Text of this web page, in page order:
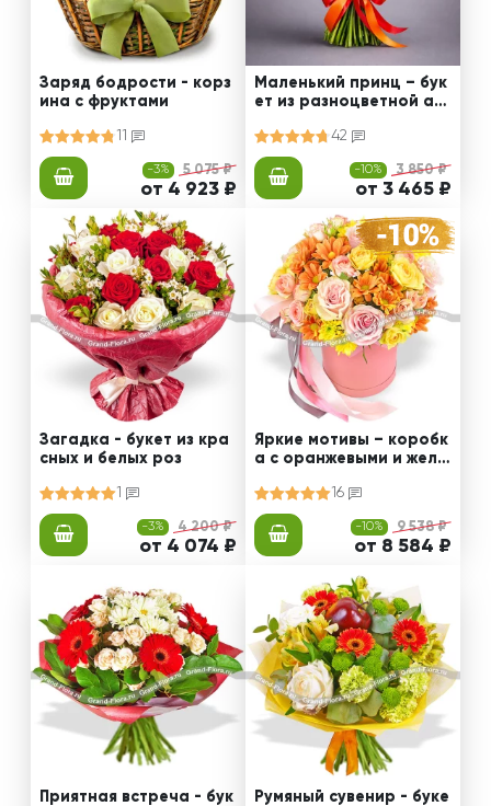
Заряд бодрости - корз
ина с фруктами
11
-3% 5 075 ₽
от 4 923 ₽
Маленький принц – бук
ет из разноцветной ал
42
-10% 3 850 ₽
от 3 465 ₽
Загадка - букет из кра
сных и белых роз
1
-3% 4 200 ₽
от 4 074 ₽
Яркие мотивы – коробк
а с оранжевыми и желт
16
-10% 9 538 ₽
от 8 584 ₽
Приятная встреча - бук
Румяный сувенир - буке